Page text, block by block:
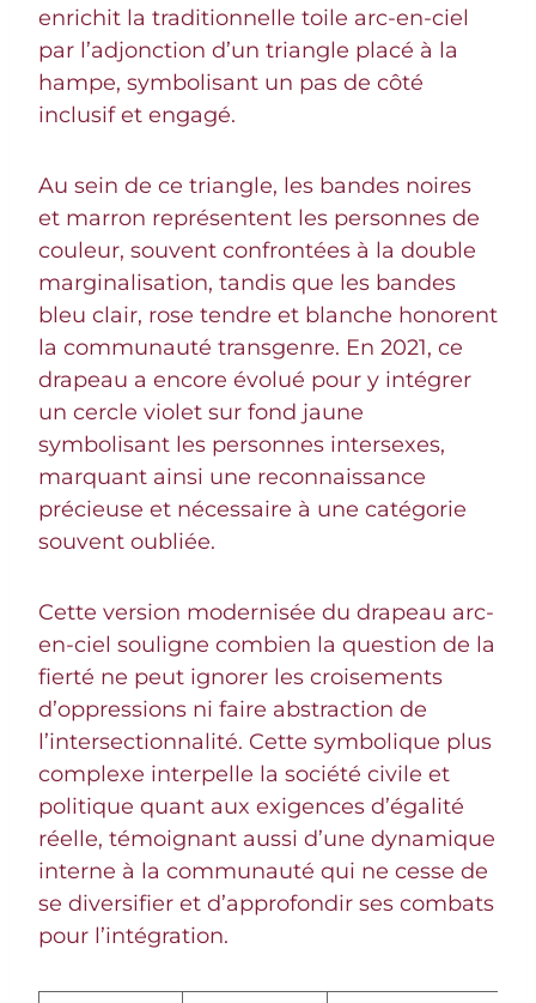
enrichit la traditionnelle toile arc-en-ciel
par l’adjonction d’un triangle placé à la
hampe, symbolisant un pas de côté
inclusif et engagé.
Au sein de ce triangle, les bandes noires
et marron représentent les personnes de
couleur, souvent confrontées à la double
marginalisation, tandis que les bandes
bleu clair, rose tendre et blanche honorent
la communauté transgenre. En 2021, ce
drapeau a encore évolué pour y intégrer
un cercle violet sur fond jaune
symbolisant les personnes intersexes,
marquant ainsi une reconnaissance
précieuse et nécessaire à une catégorie
souvent oubliée.
Cette version modernisée du drapeau arc-
en-ciel souligne combien la question de la
fierté ne peut ignorer les croisements
d’oppressions ni faire abstraction de
l’intersectionnalité. Cette symbolique plus
complexe interpelle la société civile et
politique quant aux exigences d’égalité
réelle, témoignant aussi d’une dynamique
interne à la communauté qui ne cesse de
se diversifier et d’approfondir ses combats
pour l’intégration.